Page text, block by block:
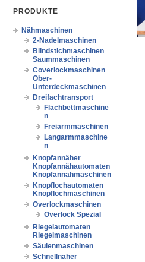
PRODUKTE
Nähmaschinen
2-Nadelmaschinen
Blindstichmaschinen
Saummaschinen
Coverlockmaschinen
Ober-
Unterdeckmaschinen
Dreifachtransport
Flachbettmaschine
n
Freiarmmaschinen
Langarmmaschine
n
Knopfannäher
Knopfannähautomaten
Knopfannähmaschinen
Knopflochautomaten
Knopflochmaschinen
Overlockmaschinen
Overlock Spezial
Riegelautomaten
Riegelmaschinen
Säulenmaschinen
Schnellnäher